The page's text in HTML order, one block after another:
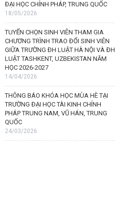
ĐẠI HỌC CHÍNH PHÁP, TRUNG QUỐC
18/05/2026
TUYỂN CHỌN SINH VIÊN THAM GIA
CHƯƠNG TRÌNH TRAO ĐỔI SINH VIÊN
GIỮA TRƯỜNG ĐH LUẬT HÀ NỘI VÀ ĐH
LUẬT TASHKENT, UZBEKISTAN NĂM
HỌC 2026-2027
14/04/2026
THÔNG BÁO KHÓA HỌC MÙA HÈ TẠI
TRƯỜNG ĐẠI HỌC TÀI KINH CHÍNH
PHÁP TRUNG NAM, VŨ HÁN, TRUNG
QUỐC
24/03/2026